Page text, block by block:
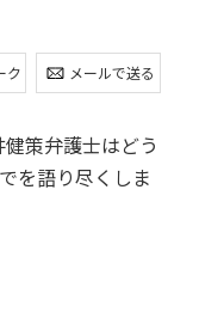
ク メールで送る
策弁護士はどう
を語り尽くしま